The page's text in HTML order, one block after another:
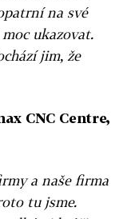
na své
ukazovat.
jim, že
CNC Centre,
a naše firma
tu jsme.